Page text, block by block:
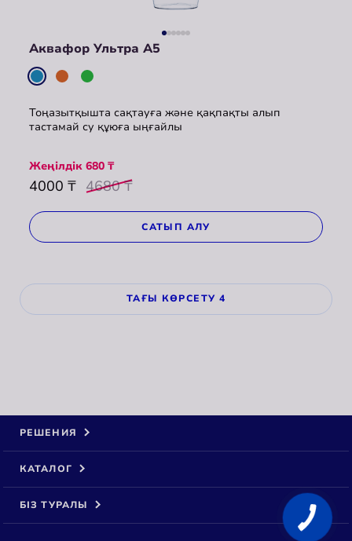
Аквафор Ультра A5
Тоңазытқышта сақтауға және қақпақты алып
тастамай су құюға ыңғайлы
Жеңілдік 680 ₸
4000 ₸ 4680 ₸
САТЫП АЛУ
ТАҒЫ КӨРСЕТУ 4
РЕШЕНИЯ
КАТАЛОГ
БІЗ ТУРАЛЫ